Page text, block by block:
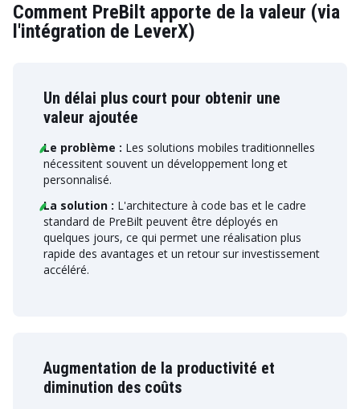
Comment PreBilt apporte de la valeur (via
l'intégration de LeverX)
Un délai plus court pour obtenir une
valeur ajoutée
Le problème : Les solutions mobiles traditionnelles
nécessitent souvent un développement long et
personnalisé.
La solution : L'architecture à code bas et le cadre
standard de PreBilt peuvent être déployés en
quelques jours, ce qui permet une réalisation plus
rapide des avantages et un retour sur investissement
accéléré.
Augmentation de la productivité et
diminution des coûts